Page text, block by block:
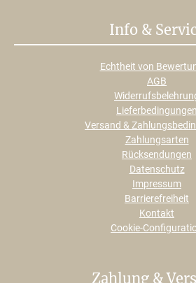
Info &
Echtheit von
AGB
Lieferbedingungen
Versand &
Zahlungsarten
Rücksendungen
Datenschutz
Impressum
Barrierefreiheit
Kontakt
Cookie-
Zahlung &